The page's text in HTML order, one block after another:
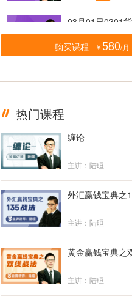
03月01日0301
5m
5m
02月17日0217货
5m
02月16日0216货
购买课程 ￥580/月
热门课程
缠论
主讲：陆晅
外汇赢钱宝典之
主讲：陆晅
黄金赢钱宝典之
主讲：陆晅